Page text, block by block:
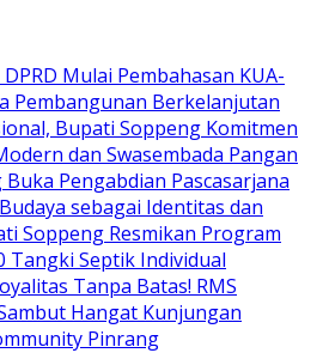
Mulai Pembahasan KUA-
Pembangunan Berkelanjutan
Bupati Soppeng Komitmen
dan Swasembada Pangan
Pengabdian Pascasarjana
sebagai Identitas dan
Soppeng Resmikan Program
Tangki Septik Individual
Tanpa Batas! RMS
Hangat Kunjungan
Pinrang